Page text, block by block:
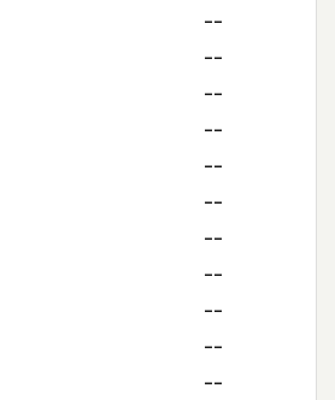
--
--
--
--
--
--
--
--
--
--
--